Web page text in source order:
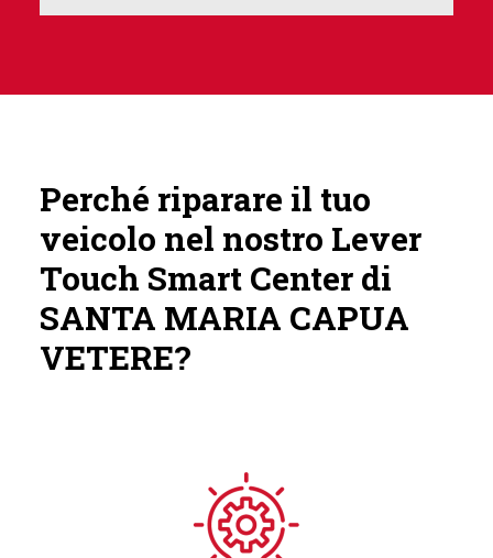
Perché riparare il tuo
veicolo nel nostro Lever
Touch Smart Center di
SANTA MARIA CAPUA
VETERE?